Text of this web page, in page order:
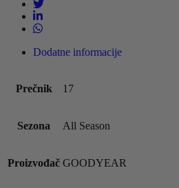
Dodatne informacije
Prečnik 17
Sezona All Season
Proizvođač GOODYEAR